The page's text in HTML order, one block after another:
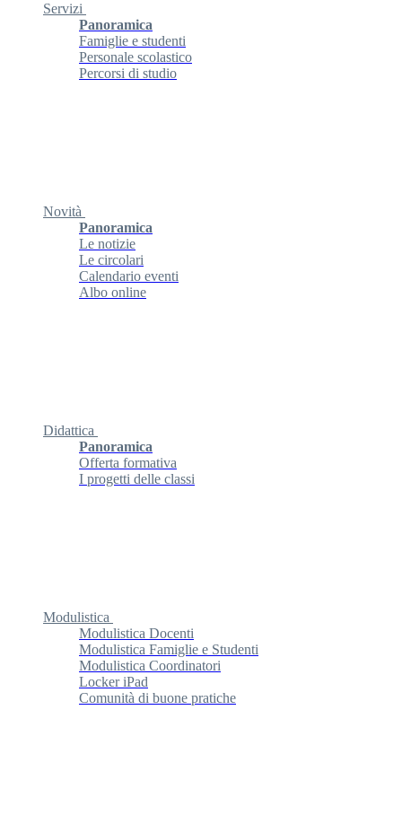
Servizi
Panoramica
Famiglie e studenti
Personale scolastico
Percorsi di studio
Novità
Panoramica
Le notizie
Le circolari
Calendario eventi
Albo online
Didattica
Panoramica
Offerta formativa
I progetti delle classi
Modulistica
Modulistica Docenti
Modulistica Famiglie e Studenti
Modulistica Coordinatori
Locker iPad
Comunità di buone pratiche